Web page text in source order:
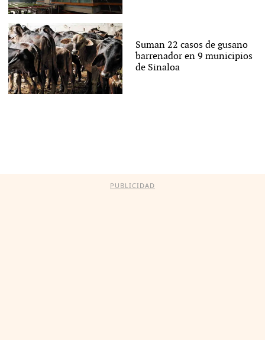
Suman 22 casos de gusano
barrenador en 9 municipios
de Sinaloa
PUBLICIDAD